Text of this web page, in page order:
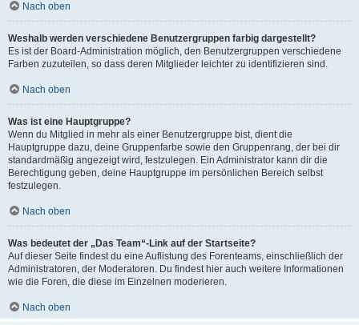
Nach oben
Weshalb werden verschiedene Benutzergruppen farbig dargestellt?
Es ist der Board-Administration möglich, den Benutzergruppen verschiedene
Farben zuzuteilen, so dass deren Mitglieder leichter zu identifizieren sind.
Nach oben
Was ist eine Hauptgruppe?
Wenn du Mitglied in mehr als einer Benutzergruppe bist, dient die
Hauptgruppe dazu, deine Gruppenfarbe sowie den Gruppenrang, der bei dir
standardmäßig angezeigt wird, festzulegen. Ein Administrator kann dir die
Berechtigung geben, deine Hauptgruppe im persönlichen Bereich selbst
festzulegen.
Nach oben
Was bedeutet der „Das Team“-Link auf der Startseite?
Auf dieser Seite findest du eine Auflistung des Forenteams, einschließlich der
Administratoren, der Moderatoren. Du findest hier auch weitere Informationen
wie die Foren, die diese im Einzelnen moderieren.
Nach oben